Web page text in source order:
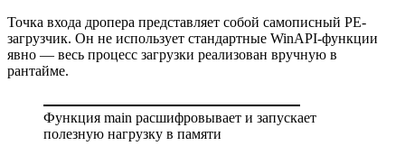
Точка входа дропера представляет собой самописный PE-
загрузчик. Он не использует стандартные WinAPI-функции
явно — весь процесс загрузки реализован вручную в
рантайме.
Функция main расшифровывает и запускает
полезную нагрузку в памяти